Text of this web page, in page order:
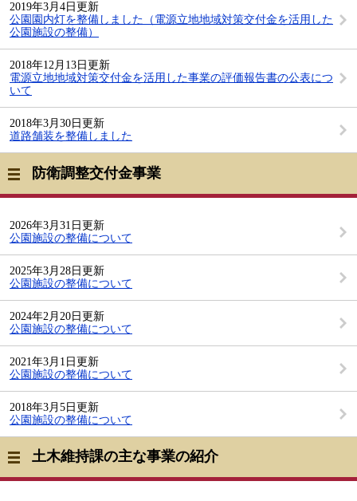
2019年3月4日更新
公園園内灯を整備しました（電源立地地域対策交付金を活用した
公園施設の整備）
2018年12月13日更新
電源立地地域対策交付金を活用した事業の評価報告書の公表につ
いて
2018年3月30日更新
道路舗装を整備しました
防衛調整交付金事業
2026年3月31日更新
公園施設の整備について
2025年3月28日更新
公園施設の整備について
2024年2月20日更新
公園施設の整備について
2021年3月1日更新
公園施設の整備について
2018年3月5日更新
公園施設の整備について
土木維持課の主な事業の紹介